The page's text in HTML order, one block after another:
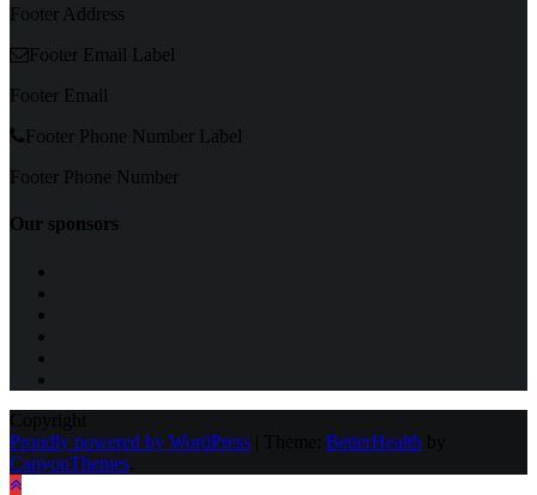
Footer Address
Footer Email Label
Footer Email
Footer Phone Number Label
Footer Phone Number
Our sponsors
Proudly powered by WordPress
BetterHealth
CanyonThemes